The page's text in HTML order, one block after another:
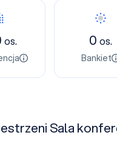
os. 0 os.
Bankiet
Sala